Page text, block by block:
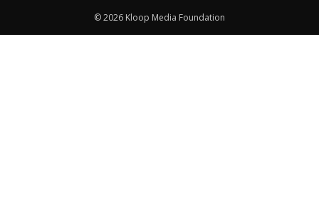
© 2026 Kloop Media Foundation